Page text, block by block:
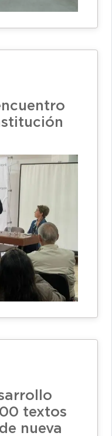
textos
nueva